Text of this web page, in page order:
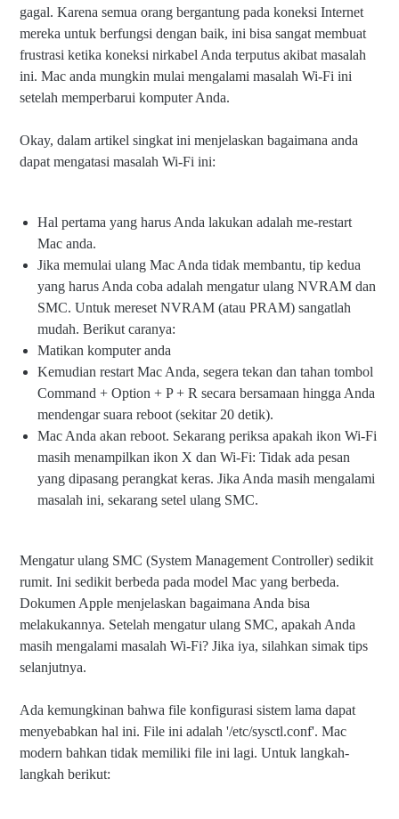
gagal. Karena semua orang bergantung pada koneksi Internet
mereka untuk berfungsi dengan baik, ini bisa sangat membuat
frustrasi ketika koneksi nirkabel Anda terputus akibat masalah
ini. Mac anda mungkin mulai mengalami masalah Wi-Fi ini
setelah memperbarui komputer Anda.
Okay, dalam artikel singkat ini menjelaskan bagaimana anda
dapat mengatasi masalah Wi-Fi ini:
Hal pertama yang harus Anda lakukan adalah me-restart
Mac anda.
Jika memulai ulang Mac Anda tidak membantu, tip kedua
yang harus Anda coba adalah mengatur ulang NVRAM dan
SMC. Untuk mereset NVRAM (atau PRAM) sangatlah
mudah. Berikut caranya:
Matikan komputer anda
Kemudian restart Mac Anda, segera tekan dan tahan tombol
Command + Option + P + R secara bersamaan hingga Anda
mendengar suara reboot (sekitar 20 detik).
Mac Anda akan reboot. Sekarang periksa apakah ikon Wi-Fi
masih menampilkan ikon X dan Wi-Fi: Tidak ada pesan
yang dipasang perangkat keras. Jika Anda masih mengalami
masalah ini, sekarang setel ulang SMC.
Mengatur ulang SMC (System Management Controller) sedikit
rumit. Ini sedikit berbeda pada model Mac yang berbeda.
Dokumen Apple menjelaskan bagaimana Anda bisa
melakukannya. Setelah mengatur ulang SMC, apakah Anda
masih mengalami masalah Wi-Fi? Jika iya, silahkan simak tips
selanjutnya.
Ada kemungkinan bahwa file konfigurasi sistem lama dapat
menyebabkan hal ini. File ini adalah '/etc/sysctl.conf'. Mac
modern bahkan tidak memiliki file ini lagi. Untuk langkah-
langkah berikut: